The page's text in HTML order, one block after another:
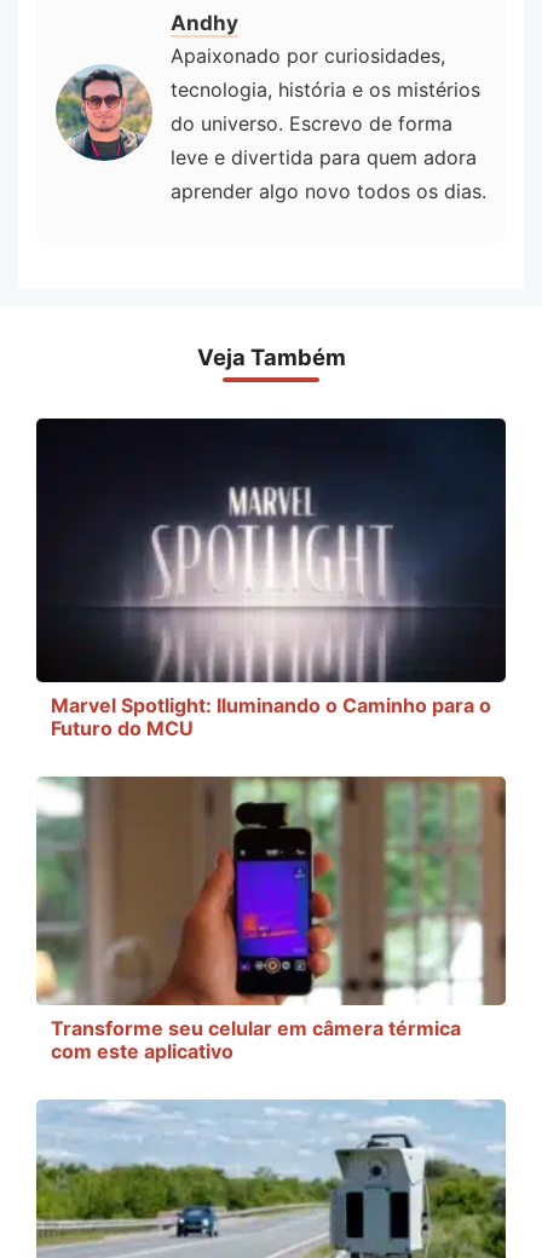
Andhy
Apaixonado por curiosidades,
tecnologia, história e os mistérios
do universo. Escrevo de forma
leve e divertida para quem adora
aprender algo novo todos os dias.
Veja Também
Marvel Spotlight: Iluminando o Caminho para o
Futuro do MCU
Transforme seu celular em câmera térmica
com este aplicativo